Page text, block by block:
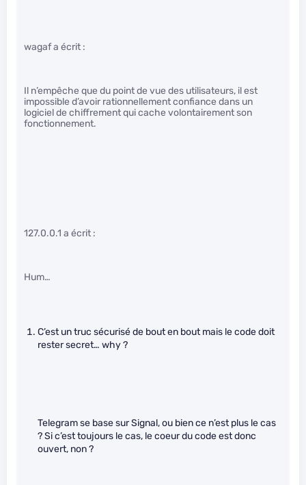
wagaf a écrit :
Il n’empêche que du point de vue des utilisateurs, il est
impossible d’avoir rationnellement confiance dans un
logiciel de chiffrement qui cache volontairement son
fonctionnement.
127.0.0.1 a écrit :
Hum…
C’est un truc sécurisé de bout en bout mais le code doit
rester secret… why ?
Telegram se base sur Signal, ou bien ce n’est plus le cas
? Si c’est toujours le cas, le coeur du code est donc
ouvert, non ?